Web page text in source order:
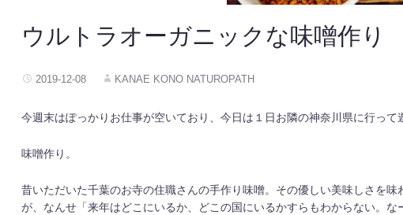
ウルトラオーガニックな味噌作り
2019-12-08 KANAE KONO NATUROPATH
今週末はぽっかりお仕事が空いており、今日は１日お隣の神奈川県に行って
味噌作り。
昔いただいた千葉のお寺の住職さんの手作り味噌。その優しい美味しさを
が、なんせ「来年はどこにいるか、どこの国にいるかすらもわからない。